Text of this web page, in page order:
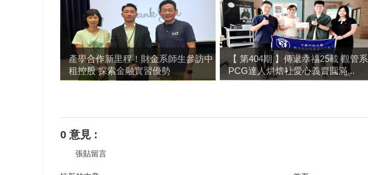
產學合作新里程！財金系師生參訪中
租控股 探索金融實習優勢
【 第404期 】傳遞幸福25載 觀管系
PCG達人烘焙社愛心義賣圓滿...
0 意見 :
張貼留言